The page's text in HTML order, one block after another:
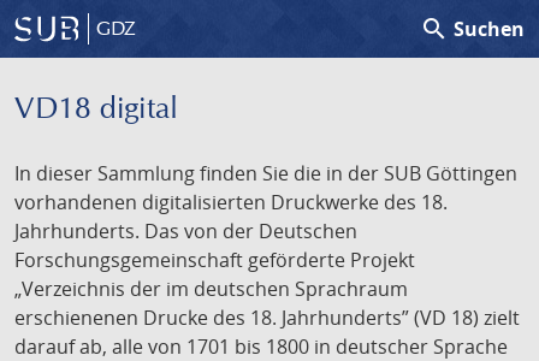
GDZ search Suchen
VD18 digital
In dieser Sammlung finden Sie die in der SUB Göttingen
vorhandenen digitalisierten Druckwerke des 18.
Jahrhunderts. Das von der Deutschen
Forschungsgemeinschaft geförderte Projekt
„Verzeichnis der im deutschen Sprachraum
erschienenen Drucke des 18. Jahrhunderts” (VD 18) zielt
darauf ab, alle von 1701 bis 1800 in deutscher Sprache